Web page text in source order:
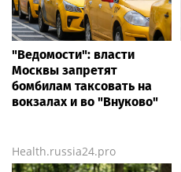
"Ведомости": власти
Москвы запретят
бомбилам таксовать на
вокзалах и во "Внуково"
Health.russia24.pro